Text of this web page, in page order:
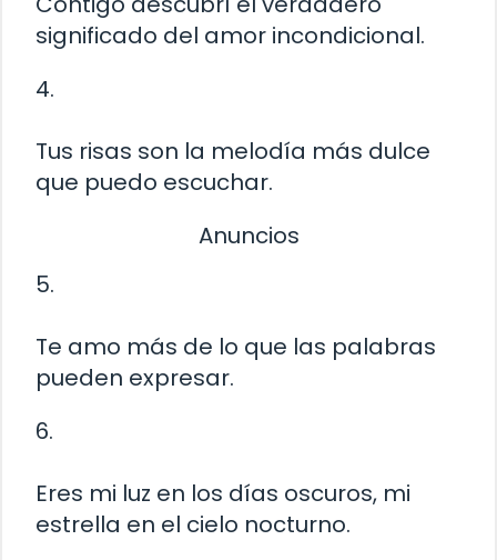
significado del amor incondicional.
4.
Tus risas son la melodía más dulce
que puedo escuchar.
Anuncios
5.
Te amo más de lo que las palabras
pueden expresar.
6.
Eres mi luz en los días oscuros, mi
estrella en el cielo nocturno.